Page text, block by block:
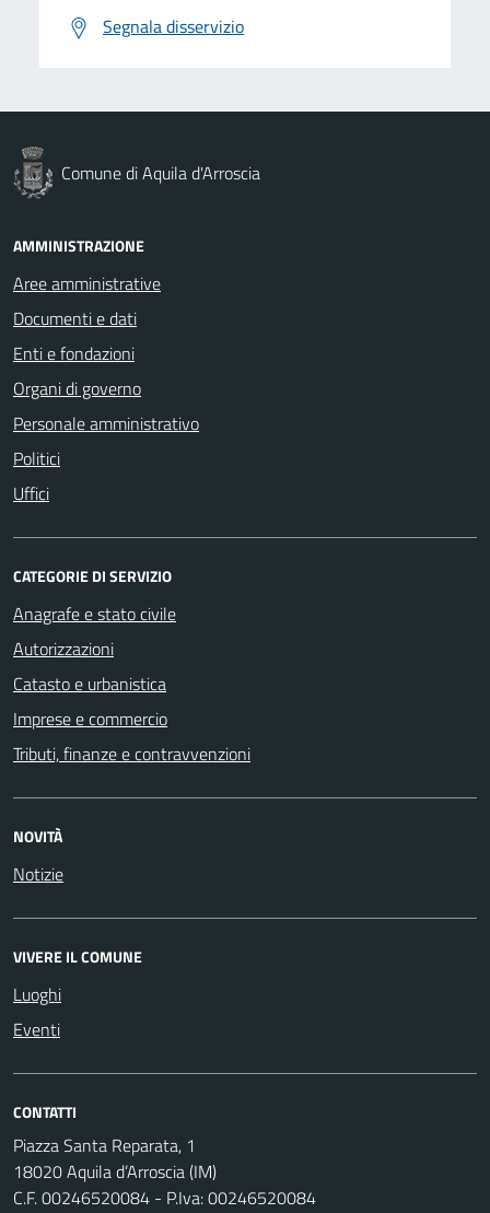
Segnala disservizio
Comune di Aquila d'Arroscia
AMMINISTRAZIONE
Aree amministrative
Documenti e dati
Enti e fondazioni
Organi di governo
Personale amministrativo
Politici
Uffici
CATEGORIE DI SERVIZIO
Anagrafe e stato civile
Autorizzazioni
Catasto e urbanistica
Imprese e commercio
Tributi, finanze e contravvenzioni
NOVITÀ
Notizie
VIVERE IL COMUNE
Luoghi
Eventi
CONTATTI
Piazza Santa Reparata, 1
18020 Aquila d’Arroscia (IM)
C.F. 00246520084 - P.Iva: 00246520084